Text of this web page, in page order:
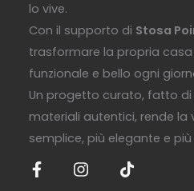
lo vive.
Con il supporto di Stosa
trasformare la propria
funzionale e bello ogni
Un progetto curato, fatto di
materiali autentici, rende
semplice, più elegante e